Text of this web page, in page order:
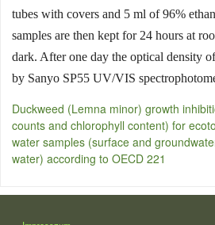
tubes with covers and 5 ml of 96%
samples are then kept for 24 hours at
dark. After one day the optical density
by Sanyo SP55 UV/VIS
Duckweed (Lemna minor) growth
counts and chlorophyll content) for
water samples (surface and
water) according to OECD 221
LÁBLÉC